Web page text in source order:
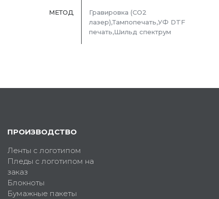
МЕТОД
Гравировка (CO2
лазер),Тампопечать,УФ DTF
печать,Шильд спектрум
ПРОИЗВОДСТВО
Ленты с логотипом
Пледы с логотипом на
заказ
Блокноты
Бумажные пакеты